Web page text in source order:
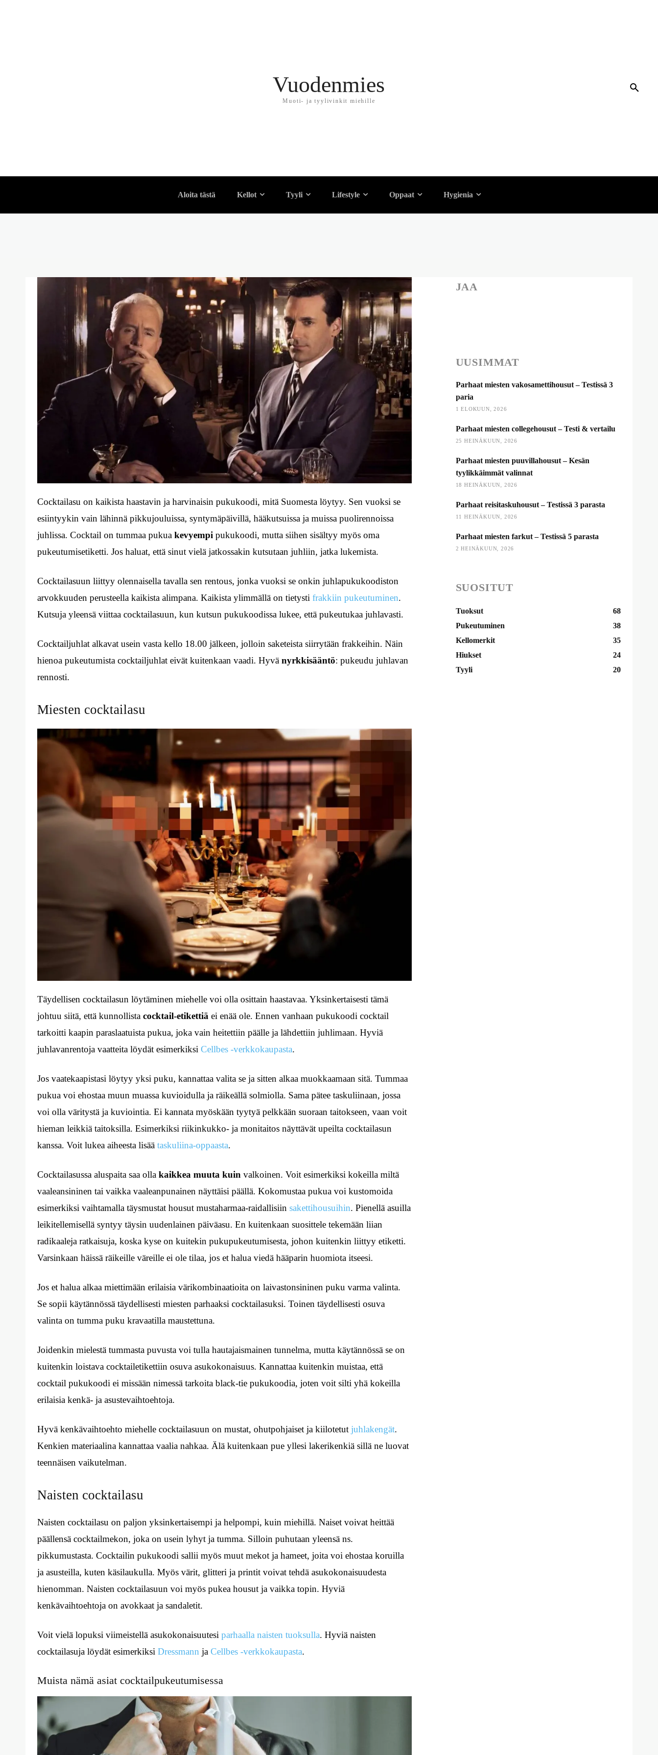
Vuodenmies
Muoti- ja tyylivinkit miehille
Aloita tästä Kellot Tyyli Lifestyle Oppaat Hygienia
Cocktailasu on kaikista haastavin ja harvinaisin pukukoodi, mitä Suomesta löytyy. Sen vuoksi se
esiintyykin vain lähinnä pikkujouluissa, syntymäpäivillä, hääkutsuissa ja muissa puolirennoissa
juhlissa. Cocktail on tummaa pukua kevyempi pukukoodi, mutta siihen sisältyy myös oma
pukeutumisetiketti. Jos haluat, että sinut vielä jatkossakin kutsutaan juhliin, jatka lukemista.
Cocktailasuun liittyy olennaisella tavalla sen rentous, jonka vuoksi se onkin juhlapukukoodiston
arvokkuuden perusteella kaikista alimpana. Kaikista ylimmällä on tietysti frakkiin pukeutuminen.
Kutsuja yleensä viittaa cocktailasuun, kun kutsun pukukoodissa lukee, että pukeutukaa juhlavasti.
Cocktailjuhlat alkavat usein vasta kello 18.00 jälkeen, jolloin saketeista siirrytään frakkeihin. Näin
hienoa pukeutumista cocktailjuhlat eivät kuitenkaan vaadi. Hyvä nyrkkisääntö: pukeudu juhlavan
rennosti.
Miesten cocktailasu
Täydellisen cocktailasun löytäminen miehelle voi olla osittain haastavaa. Yksinkertaisesti tämä
johtuu siitä, että kunnollista cocktail-etikettiä ei enää ole. Ennen vanhaan pukukoodi cocktail
tarkoitti kaapin paraslaatuista pukua, joka vain heitettiin päälle ja lähdettiin juhlimaan. Hyviä
juhlavanrentoja vaatteita löydät esimerkiksi Cellbes -verkkokaupasta.
Jos vaatekaapistasi löytyy yksi puku, kannattaa valita se ja sitten alkaa muokkaamaan sitä. Tummaa
pukua voi ehostaa muun muassa kuvioidulla ja räikeällä solmiolla. Sama pätee taskuliinaan, jossa
voi olla väritystä ja kuviointia. Ei kannata myöskään tyytyä pelkkään suoraan taitokseen, vaan voit
hieman leikkiä taitoksilla. Esimerkiksi riikinkukko- ja monitaitos näyttävät upeilta cocktailasun
kanssa. Voit lukea aiheesta lisää taskuliina-oppaasta.
Cocktailasussa aluspaita saa olla kaikkea muuta kuin valkoinen. Voit esimerkiksi kokeilla miltä
vaaleansininen tai vaikka vaaleanpunainen näyttäisi päällä. Kokomustaa pukua voi kustomoida
esimerkiksi vaihtamalla täysmustat housut mustaharmaa-raidallisiin sakettihousuihin. Pienellä asuilla
leikitellemisellä syntyy täysin uudenlainen päiväasu. En kuitenkaan suosittele tekemään liian
radikaaleja ratkaisuja, koska kyse on kuitekin pukupukeutumisesta, johon kuitenkin liittyy etiketti.
Varsinkaan häissä räikeille väreille ei ole tilaa, jos et halua viedä hääparin huomiota itseesi.
Jos et halua alkaa miettimään erilaisia värikombinaatioita on laivastonsininen puku varma valinta.
Se sopii käytännössä täydellisesti miesten parhaaksi cocktailasuksi. Toinen täydellisesti osuva
valinta on tumma puku kravaatilla maustettuna.
Joidenkin mielestä tummasta puvusta voi tulla hautajaismainen tunnelma, mutta käytännössä se on
kuitenkin loistava cocktailetikettiin osuva asukokonaisuus. Kannattaa kuitenkin muistaa, että
cocktail pukukoodi ei missään nimessä tarkoita black-tie pukukoodia, joten voit silti yhä kokeilla
erilaisia kenkä- ja asustevaihtoehtoja.
Hyvä kenkävaihtoehto miehelle cocktailasuun on mustat, ohutpohjaiset ja kiilotetut juhlakengät.
Kenkien materiaalina kannattaa vaalia nahkaa. Älä kuitenkaan pue yllesi lakerikenkiä sillä ne luovat
teennäisen vaikutelman.
Naisten cocktailasu
Naisten cocktailasu on paljon yksinkertaisempi ja helpompi, kuin miehillä. Naiset voivat heittää
päällensä cocktailmekon, joka on usein lyhyt ja tumma. Silloin puhutaan yleensä ns.
pikkumustasta. Cocktailin pukukoodi sallii myös muut mekot ja hameet, joita voi ehostaa koruilla
ja asusteilla, kuten käsilaukulla. Myös värit, glitteri ja printit voivat tehdä asukokonaisuudesta
hienomman. Naisten cocktailasuun voi myös pukea housut ja vaikka topin. Hyviä
kenkävaihtoehtoja on avokkaat ja sandaletit.
Voit vielä lopuksi viimeistellä asukokonaisuutesi parhaalla naisten tuoksulla. Hyviä naisten
cocktailasuja löydät esimerkiksi Dressmann ja Cellbes -verkkokaupasta.
Muista nämä asiat cocktailpukeutumisessa
JAA
UUSIMMAT
Parhaat miesten vakosamettihousut – Testissä 3
paria
1 ELOKUUN, 2026
Parhaat miesten collegehousut – Testi & vertailu
25 HEINÄKUUN, 2026
Parhaat miesten puuvillahousut – Kesän
tyylikkäimmät valinnat
18 HEINÄKUUN, 2026
Parhaat reisitaskuhousut – Testissä 3 parasta
11 HEINÄKUUN, 2026
Parhaat miesten farkut – Testissä 5 parasta
2 HEINÄKUUN, 2026
SUOSITUT
Tuoksut
68
Pukeutuminen
38
Kellomerkit
35
Hiukset
24
Tyyli
20